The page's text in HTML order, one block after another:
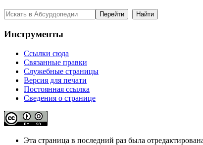
Инструменты
Ссылки сюда
Связанные правки
Служебные страницы
Версия для печати
Постоянная ссылка
Сведения о странице
Эта страница в последний раз была